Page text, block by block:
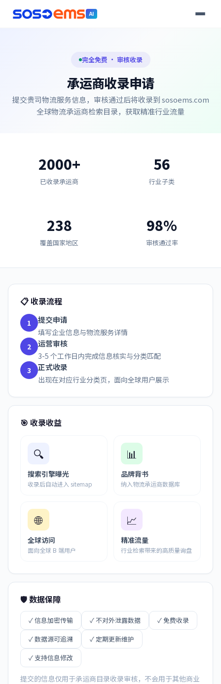
AI
完全免费 · 审核收录
承运商收录申请
提交贵司物流服务信息，审核通过后将收录到 sosoems.com
全球物流承运商检索目录，获取精准行业流量
2000+
已收录承运商
56
行业子类
238
覆盖国家地区
98%
审核通过率
📋 收录流程
1 提交申请
填写企业信息与物流服务详情
2
运营审核
3-5 个工作日内完成信息核实与分类匹配
3
正式收录
出现在对应行业分类页，面向全球用户展示
🎯 收录收益
🔍
搜索引擎曝光
收录后自动进入 sitemap
📊
品牌背书
纳入物流承运商数据库
🌐
全球访问
面向全球 B 端用户
📈
精准流量
行业检索带来的高质量询盘
🛡️ 数据保障
✓ 信息加密传输 ✓ 不对外泄露数据
✓ 免费收录
✓ 数据源可追溯
✓ 定期更新维护
✓ 支持信息修改
提交的信息仅用于承运商目录收录审核，不会用于其他商业